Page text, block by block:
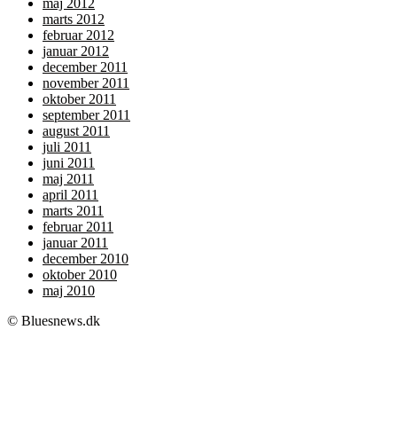
maj 2012
marts 2012
februar 2012
januar 2012
december 2011
november 2011
oktober 2011
september 2011
august 2011
juli 2011
juni 2011
maj 2011
april 2011
marts 2011
februar 2011
januar 2011
december 2010
oktober 2010
maj 2010
© Bluesnews.dk